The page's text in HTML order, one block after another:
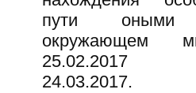
пути
окружающем
24.03.2017.